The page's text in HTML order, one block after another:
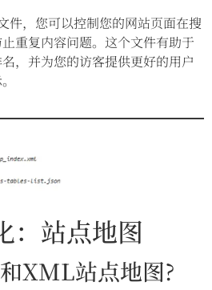
，您可以控制您的网站页面在搜
重复内容问题。这个文件有助于
，并为您的访客提供更好的用户
：站点地图
XML站点地图?